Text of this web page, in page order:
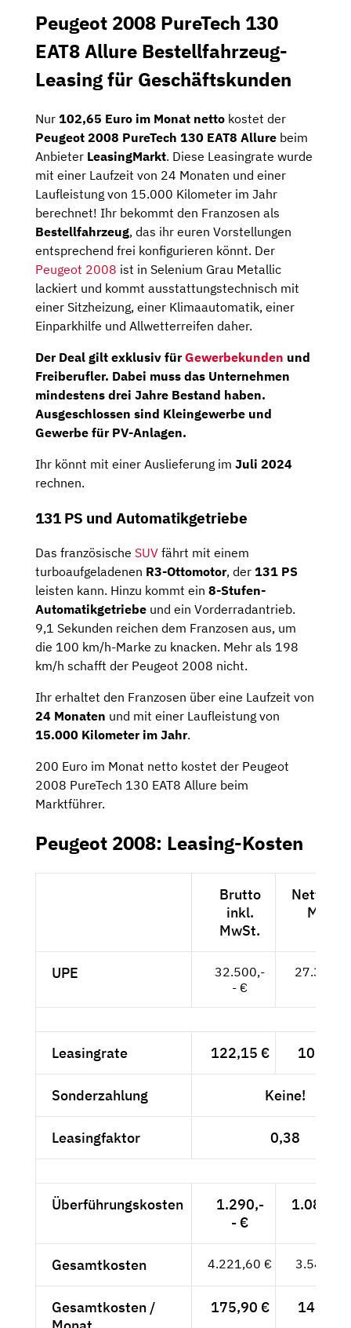
Peugeot 2008 PureTech 130
EAT8 Allure Bestellfahrzeug-
Leasing für Geschäftskunden
Nur 102,65 Euro im Monat netto kostet der
Peugeot 2008 PureTech 130 EAT8 Allure beim
Anbieter LeasingMarkt. Diese Leasingrate wurde
mit einer Laufzeit von 24 Monaten und einer
Laufleistung von 15.000 Kilometer im Jahr
berechnet! Ihr bekommt den Franzosen als
Bestellfahrzeug, das ihr euren Vorstellungen
entsprechend frei konfigurieren könnt. Der
Peugeot 2008 ist in Selenium Grau Metallic
lackiert und kommt ausstattungstechnisch mit
einer Sitzheizung, einer Klimaautomatik, einer
Einparkhilfe und Allwetterreifen daher.
Der Deal gilt exklusiv fürGewerbekunden und
Freiberufler. Dabei muss das Unternehmen
mindestens drei Jahre Bestand haben.
Ausgeschlossen sind Kleingewerbe und
Gewerbe für PV-Anlagen.
Ihr könnt mit einer Auslieferung im Juli 2024
rechnen.
131 PS und Automatikgetriebe
Das französische SUV fährt mit einem
turboaufgeladenen R3-Ottomotor, der 131 PS
leisten kann. Hinzu kommt ein 8-Stufen-
Automatikgetriebe und ein Vorderradantrieb.
9,1 Sekunden reichen dem Franzosen aus, um
die 100 km/h-Marke zu knacken. Mehr als 198
km/h schafft der Peugeot 2008 nicht.
Ihr erhaltet den Franzosen über eine Laufzeit von
24 Monaten und mit einer Laufleistung von
15.000 Kilometer im Jahr.
200 Euro im Monat netto kostet der Peugeot
2008 PureTech 130 EAT8 Allure beim
Marktführer.
Peugeot 2008: Leasing-Kosten
Brutto
inkl.
MwSt.
Netto
MwSt.
UPE
32.500,-
- €
Leasingrate 122,15 € 102,65
Sonderzahlung Keine!
Leasingfaktor 0,38
Überführungskosten
1.290,-
- €
Gesamtkosten 4.221,60 € 3.547,56
Gesamtkosten /
175,90 € 147,82